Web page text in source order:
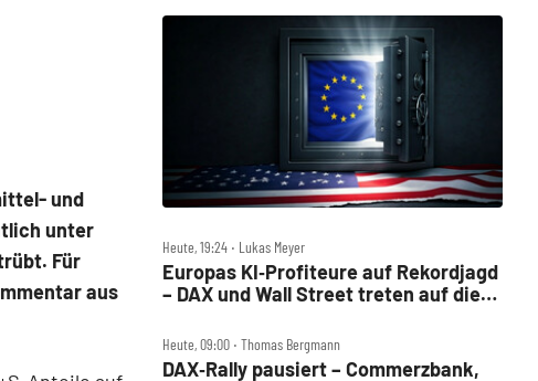
und
unter
Für
aus
Heute, 19:24 ‧ Lukas Meyer
Europas KI‑Profiteure auf Rekordjagd
– DAX und Wall Street treten auf die
Heute, 09:00 ‧ Thomas Bergmann
DAX‑Rally pausiert – Commerzbank,